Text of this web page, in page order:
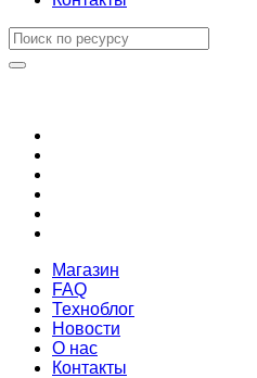
Магазин
FAQ
Техноблог
Новости
О нас
Контакты